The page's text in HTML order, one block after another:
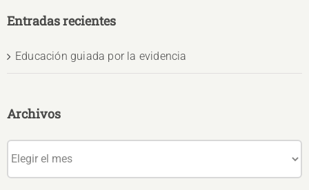
Entradas recientes
Educación guiada por la evidencia
Archivos